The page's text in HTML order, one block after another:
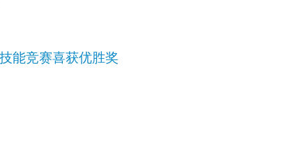
能竞赛喜获优胜奖